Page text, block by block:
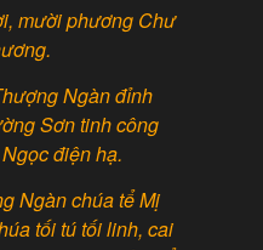
mười phương Chư
Ngàn đỉnh
Sơn tinh công
điện hạ.
Ngàn chúa tể Mị
tối tú tối linh, cai